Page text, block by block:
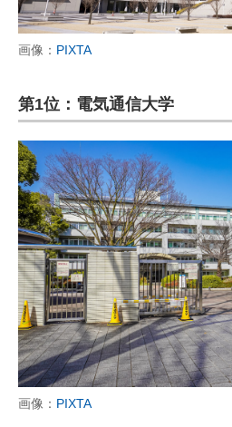
画像： PIXTA
第1位：電気通信大学
画像： PIXTA